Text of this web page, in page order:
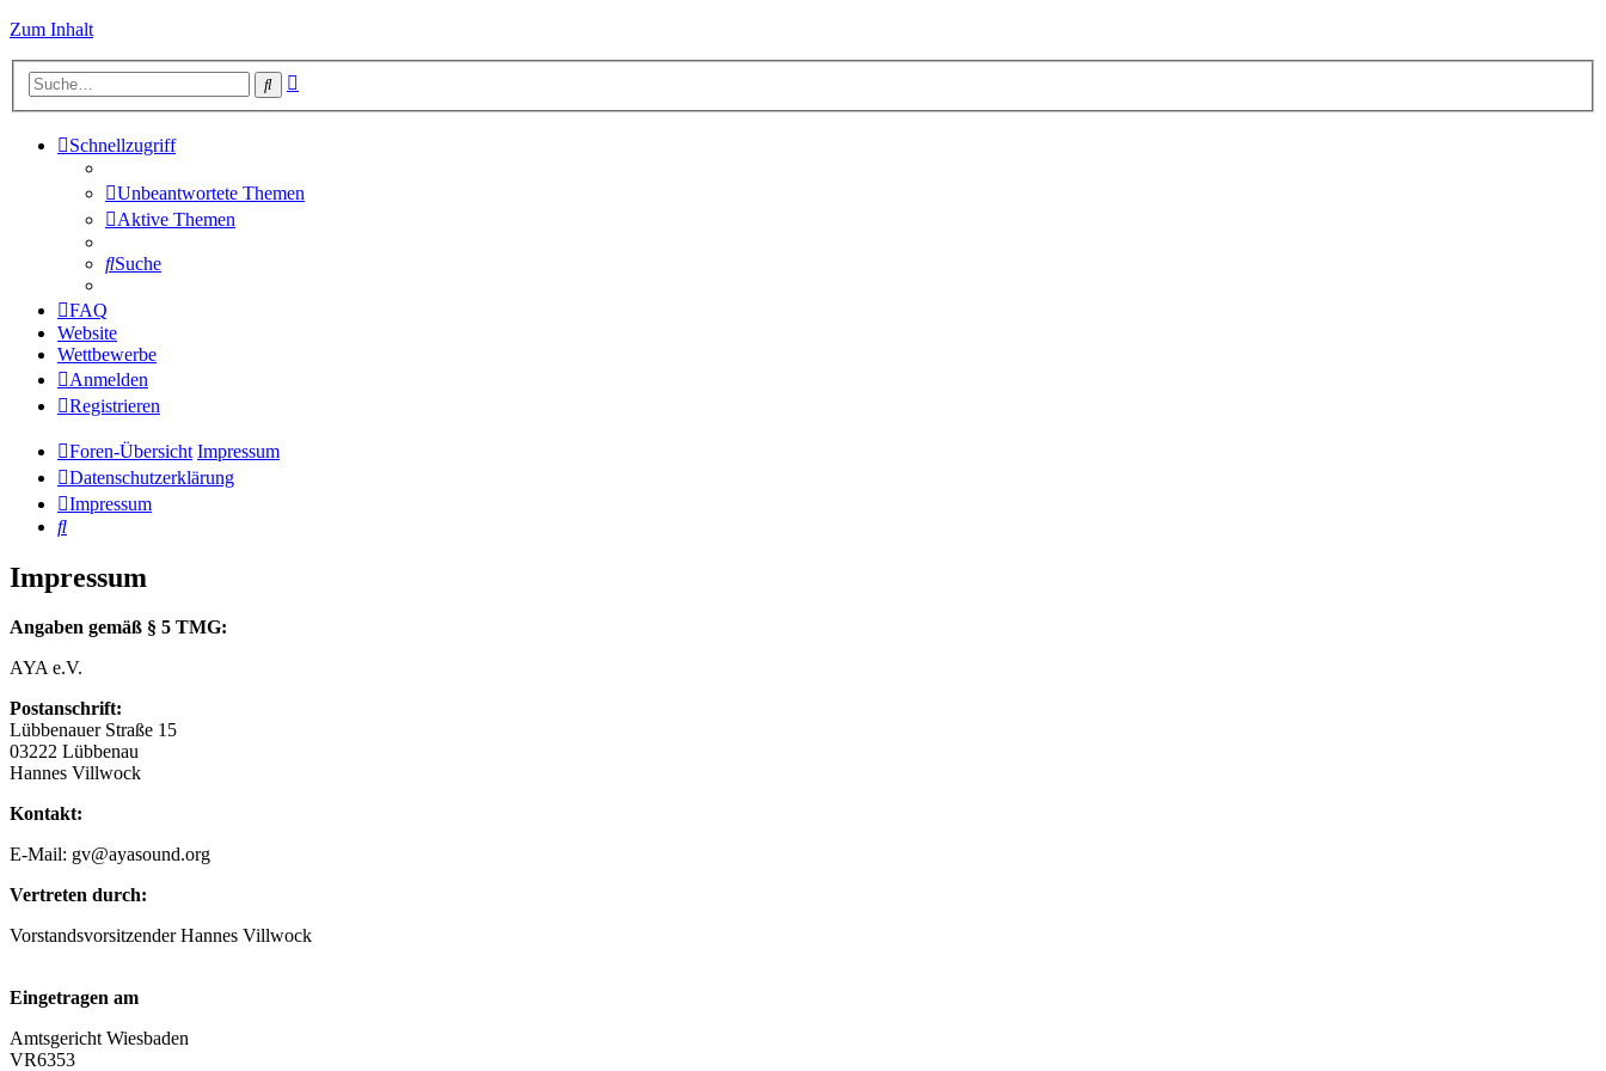
Zum Inhalt
Suche
Schnellzugriff
Unbeantwortete Themen
Aktive Themen
Suche
FAQ
Website
Wettbewerbe
Anmelden
Registrieren
Foren-Übersicht Impressum
Datenschutzerklärung
Impressum
Suche
Impressum
Angaben gemäß § 5 TMG:
AYA e.V.
Postanschrift:
Lübbenauer Straße 15
03222 Lübbenau
Hannes Villwock
Kontakt:
E-Mail: gv@ayasound.org
Vertreten durch:
Vorstandsvorsitzender Hannes Villwock
Eingetragen am
Amtsgericht Wiesbaden
VR6353